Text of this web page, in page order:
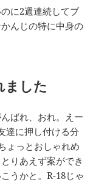
に2週連続してブ
んじの特に中身の
ました
ばれ、おれ。えー
達に押し付ける分
ょっとおしゃれめ
りあえず案ができ
うかと。R-18じゃ